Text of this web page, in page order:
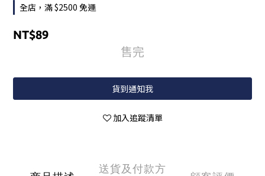
全店，滿 $2500 免運
NT$89
售完
貨到通知我
加入追蹤清單
送貨及付款方